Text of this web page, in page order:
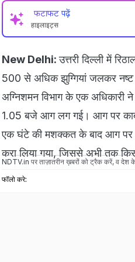
फटाफट पढ़ें
हाइलाइट्स
New Delhi: उत्तरी दिल्ली में
500 से अधिक झुग्गियां जलकर नष्ट
अग्निशमन विभाग के एक अधिकारी
1.05 बजे आग लग गई। आग पर काबू
एक घंटे की मशक्कत के बाद आग पर
करा लिया गया, जिससे अभी तक
NDTV.in पर ताज़ातरीन ख़बरों को ट्रैक करें, व
फॉलो करे: